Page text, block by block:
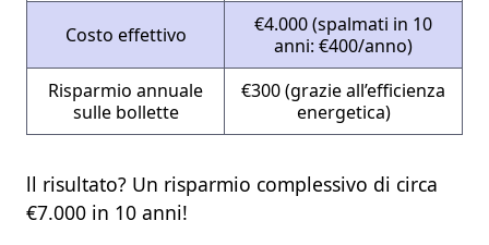
Costo effettivo
€4.000 (spalmati in 10
anni: €400/anno)
Risparmio annuale
sulle bollette
€300 (grazie all’efficienza
energetica)
ll risultato? Un risparmio complessivo di circa
€7.000 in 10 anni!